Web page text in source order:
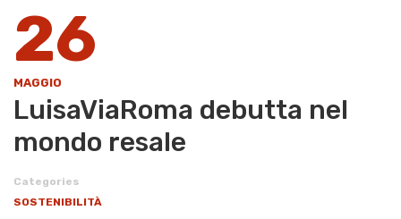
26
MAGGIO
LuisaViaRoma debutta nel
mondo resale
Categories
SOSTENIBILITÀ